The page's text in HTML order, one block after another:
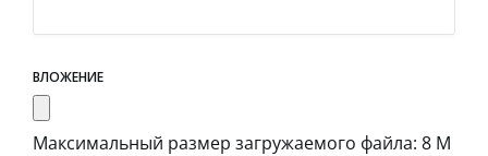
ВЛОЖЕНИЕ
Максимальный размер загружаемого файла: 8 М